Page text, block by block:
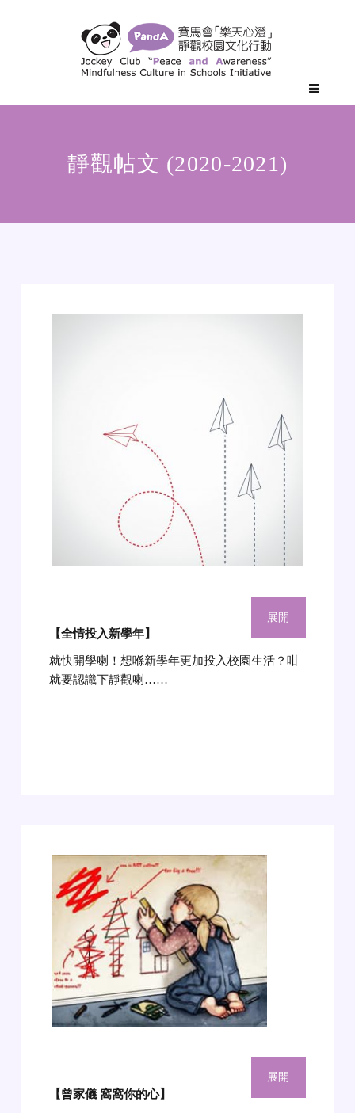
靜觀帖文 (2020-2021)
【全情投入新學年】
就快開學喇！想喺新學年更加投入校園生活？咁
就要認識下靜觀喇……
展開
【曾家儀 窩窩你的心】
展開